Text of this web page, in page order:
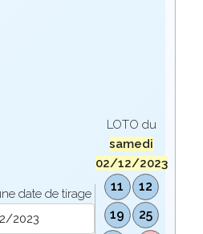
date de tirage
LOTO du
samedi
02/12/2023
11
12
19
25